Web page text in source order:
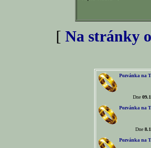
[ Na stránky
Pozvánka na
Dne
Pozvánka na
Dne
Pozvánka na